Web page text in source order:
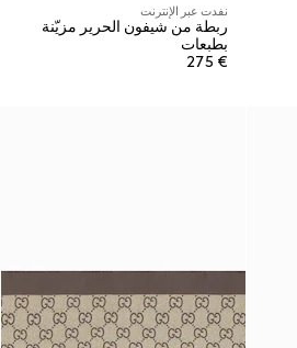
نفدت عبر الإنترنت
ربطة من شيفون الحرير مزيّنة
بطبعات
€ 275